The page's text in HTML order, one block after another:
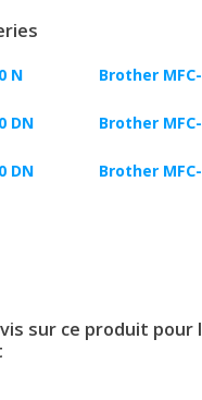
N Brother
DN Brother
DN Brother
sur ce produit pour